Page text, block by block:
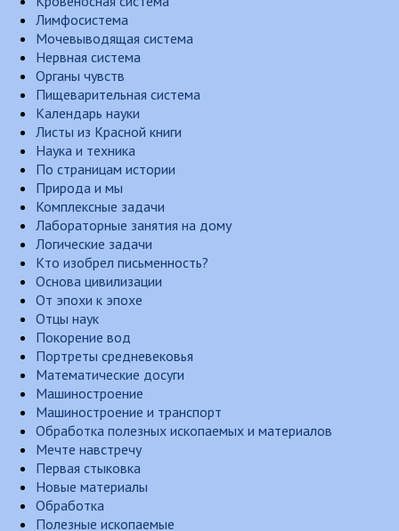
Лимфосистема
Мочевыводящая система
Нервная система
Органы чувств
Пищеварительная система
Календарь науки
Листы из Красной книги
Наука и техника
По страницам истории
Природа и мы
Комплексные задачи
Лабораторные занятия на дому
Логические задачи
Кто изобрел письменность?
Основа цивилизации
От эпохи к эпохе
Отцы наук
Покорение вод
Портреты средневековья
Математические досуги
Машиностроение
Машиностроение и транспорт
Обработка полезных ископаемых и материалов
Мечте навстречу
Первая стыковка
Новые материалы
Обработка
Полезные ископаемые